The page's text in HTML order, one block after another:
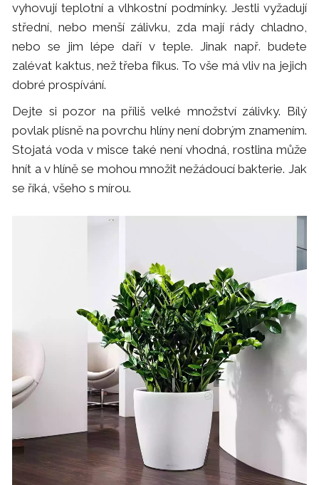
vyhovují teplotní a vlhkostní podmínky. Jestli vyžadují
střední, nebo menší zálivku, zda mají rády chladno,
nebo se jim lépe daří v teple. Jinak např. budete
zalévat kaktus, než třeba fíkus. To vše má vliv na jejich
dobré prospívání.
Dejte si pozor na příliš velké množství zálivky. Bílý
povlak plísně na povrchu hlíny není dobrým znamením.
Stojatá voda v misce také není vhodná, rostlina může
hnít a v hlíně se mohou množit nežádoucí bakterie. Jak
se říká, všeho s mírou.